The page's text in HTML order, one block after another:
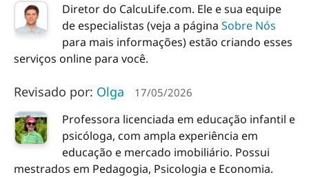
Diretor do CalcuLife.com. Ele e sua equipe
de especialistas (veja a página Sobre Nós
para mais informações) estão criando esses
serviços online para você.
Revisado por: Olga 17/05/2026
Professora licenciada em educação infantil e
psicóloga, com ampla experiência em
educação e mercado imobiliário. Possui
mestrados em Pedagogia, Psicologia e Economia.